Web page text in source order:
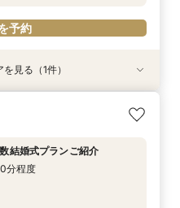
予約
相談会｜費用・準備・服装ま
見る（1件）
結婚式プランご紹介
分程度